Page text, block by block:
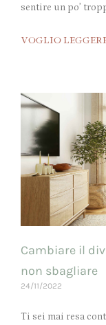
sentire un po’
VOGLIO
Cambiare il
non sbagliare
24/11/2022
Ti sei mai resa